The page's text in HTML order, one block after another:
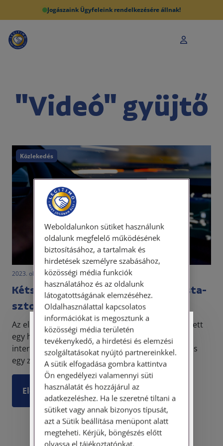
Jogászaink Ügyfeleink rendelkezésére állnak!
"Videó" gyüjtő
Közlekedés
2023. október 10. • LegitiMoadmin
Kétszázezer forintos bírság egy Insta-
sztoriért
Az elmúlt hetekben igen nagy felháborodást keltett
egy hazai zenész Instagramra kitett videója. Az
internetre kitett videón gyakorlatilag az előadó és
egy zenésztársa által elkövetett gyorshajtás k...
Elolvasom
Személyes ügyfélfogadás
Tisztelt Ügyfeleink!
Személyes ügyfélszolgálatunk telefonon
történő előzetes időpontegyeztetés után,
szerdai napokon érhető el.
Címünk: 1087 Budapest, Hungária körút
30/A. 8. emelet. Pontos megközelítési
útmutatónk a Kapcsolat – Elérhetőségeink
menüpont alatt érhető el.
Weboldalunkon sütiket használunk
oldalunk megfelelő működésének
biztosításához, a tartalmak és
hirdetések személyre szabásához,
közösségi média funkciók
használatához és az oldalunk
látogatottságának elemzéséhez.
Oldalhasználattal kapcsolatos
információkat is megosztunk a
közösségi média területén
tevékenykedő, a hirdetési és elemzési
szolgáltatásokat nyújtó partnereinkkel.
A sütik elfogadása gombra kattintva
Ön engedélyezi valamennyi süti
használatát és hozzájárul az
adatkezeléshez. Ha le szeretné tiltani a
sütiket vagy annak bizonyos típusát,
azt a Sütik beállítása menüpont alatt
megteheti. Kérjük, böngészés előtt